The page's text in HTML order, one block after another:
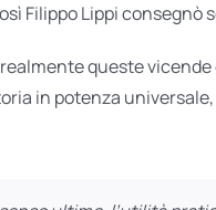
Filippo Lippi consegnò
queste
in potenza